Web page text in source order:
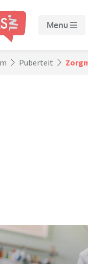
Menu
Puberteit